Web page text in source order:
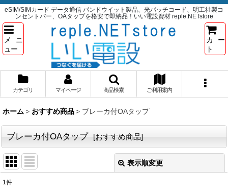
eSIM/SIMカード データ通信 パンドウイット製品、光パッチコード、明工社製コ
ンセントバー、OAタップを格安で即納品！いい電設資材 reple.NETstore
メニ
ュー
カー
ト
カテゴリ マイページ 商品検索 ご利用案内
ホーム > おすすめ商品> ブレーカ付OAタップ
ブレーカ付OAタップ [おすすめ商品]
表示順変更
1 件